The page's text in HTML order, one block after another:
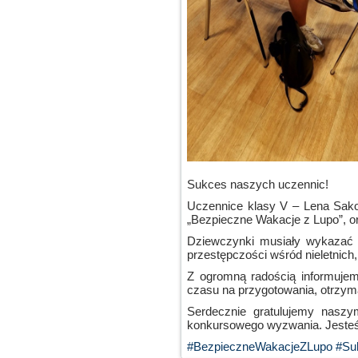
Sukces naszych uczennic!
Uczennice klasy V – Lena
„Bezpieczne Wakacje z Lupo”,
Dziewczynki musiały
przestępczości wśród
Z ogromną radością
czasu na przygotowania,
Serdecznie gratulujemy
konkursowego wyzwania.
#BezpieczneWakacjeZLupo